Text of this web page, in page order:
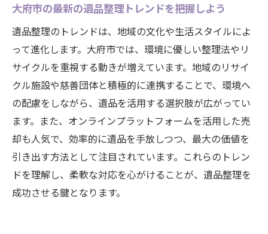
初めての遺品整理で押さえておくべき基礎
知識
大府市での遺品整理プロセスの全体像を把
握
計画的かつ効率的に進めるためのタイムラ
遺族とのコミュニケーションを円滑にする
方法
地元のサービスを最大限活用するためのガ
イド
大府市の最新の遺品整理トレンドを把握しよう
遺品整理のトレンドは、地域の文化や生活スタイルによ
って進化します。大府市では、環境に優しい整理法やリ
サイクルを重視する動きが増えています。地域のリサイ
クル施設や慈善団体と積極的に連携することで、環境へ
の配慮をしながら、遺品を活用する選択肢が広がってい
ます。また、オンラインプラットフォームを活用した売
却も人気で、効率的に遺品を手放しつつ、最大の価値を
引き出す方法として注目されています。これらのトレン
ドを理解し、柔軟な対応を心がけることが、遺品整理を
成功させる鍵となります。